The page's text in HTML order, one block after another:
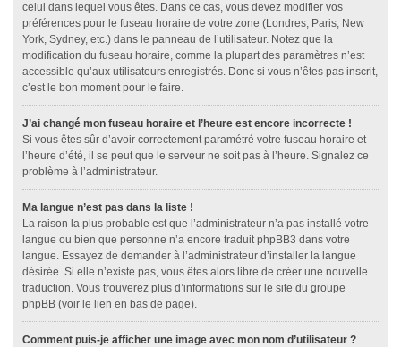
celui dans lequel vous êtes. Dans ce cas, vous devez modifier vos
préférences pour le fuseau horaire de votre zone (Londres, Paris, New
York, Sydney, etc.) dans le panneau de l’utilisateur. Notez que la
modification du fuseau horaire, comme la plupart des paramètres n’est
accessible qu’aux utilisateurs enregistrés. Donc si vous n’êtes pas inscrit,
c’est le bon moment pour le faire.
J’ai changé mon fuseau horaire et l’heure est encore incorrecte !
Si vous êtes sûr d’avoir correctement paramétré votre fuseau horaire et
l’heure d’été, il se peut que le serveur ne soit pas à l’heure. Signalez ce
problème à l’administrateur.
Ma langue n’est pas dans la liste !
La raison la plus probable est que l’administrateur n’a pas installé votre
langue ou bien que personne n’a encore traduit phpBB3 dans votre
langue. Essayez de demander à l’administrateur d’installer la langue
désirée. Si elle n’existe pas, vous êtes alors libre de créer une nouvelle
traduction. Vous trouverez plus d’informations sur le site du groupe
phpBB (voir le lien en bas de page).
Comment puis-je afficher une image avec mon nom d’utilisateur ?